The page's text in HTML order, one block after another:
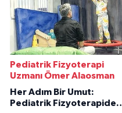
Pediatrik Fizyoterapi
Uzmanı Ömer Alaosman
Her Adım Bir Umut:
Pediatrik Fizyoterapiden